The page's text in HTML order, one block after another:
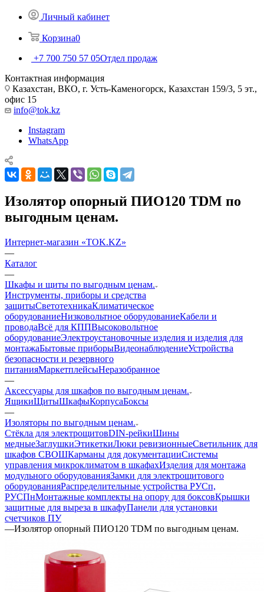
Личный кабинет
Корзина0
+7 700 750 57 05Отдел продаж
Контактная информация
Казахстан, ВКО, г. Усть-Каменогорск, Казахстан 159/3, 5 эт.,
офис 15
info@tok.kz
Instagram
WhatsApp
Изолятор опорный ПИО120 TDM по
выгодным ценам.
Интернет-магазин «TOK.KZ»
—
Каталог
—
Шкафы и щиты по выгодным ценам.
Инструменты, приборы и средства
защитыСветотехникаКлиматическое
оборудованиеНизковольтное оборудованиеКабели и
проводаВсё для КППВысоковольтное
оборудованиеЭлектроустановочные изделия и изделия для
монтажаБытовые приборыВидеонаблюдениеУстройства
безопасности и резервного
питанияМаркетплейсыНеразобранное
—
Аксессуары для шкафов по выгодным ценам.
ЯщикиЩитыШкафыКорпусаБоксы
—
Изоляторы по выгодным ценам.
Стёкла для электрощитовDIN-рейкиШины
медныеЗаглушкиЭтикеткиЛюки ревизионныеСветильник для
шкафов СВОШКарманы для документацииСистемы
управления микроклиматом в шкафахИзделия для монтажа
модульного оборудованияЗамки для электрощитового
оборудованияРаспределительные устройства РУСп,
РУСПнМонтажные комплекты на опору для боксовКрышки
защитные для выреза в шкафуПанели для установки
счетчиков ПУ
—Изолятор опорный ПИО120 TDM по выгодным ценам.